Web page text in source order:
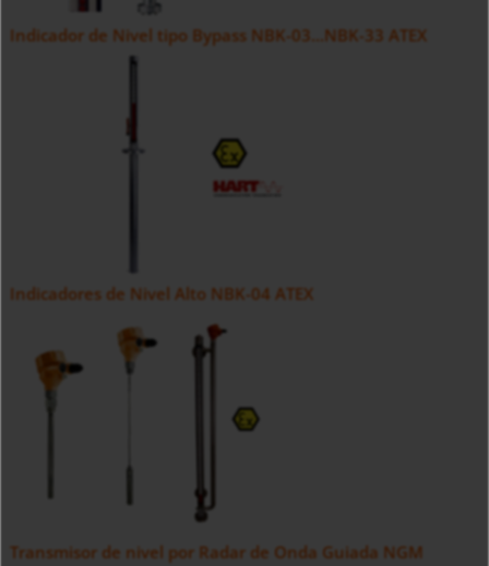
Indicador de Nivel tipo Bypass NBK-03...NBK-33 ATEX
Indicadores de Nivel Alto NBK-04 ATEX
Transmisor de nivel por Radar de Onda Guiada NGM